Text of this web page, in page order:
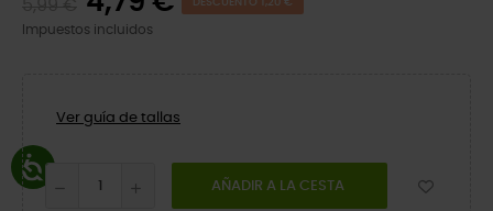
DESCUENTO 1,20 €
Impuestos incluidos
Ver guía de tallas
AÑADIR A LA CESTA